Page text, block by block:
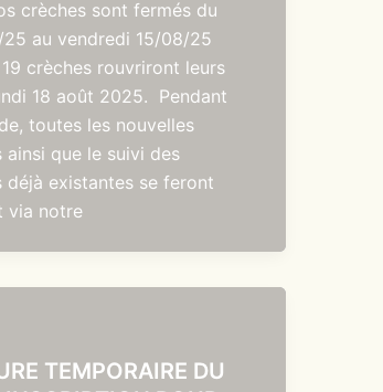
crèches sont fermés du
au vendredi 15/08/25
crèches rouvriront leurs
18 août 2025. Pendant
toutes les nouvelles
ainsi que le suivi des
déjà existantes se feront
via notre
TEMPORAIRE DU